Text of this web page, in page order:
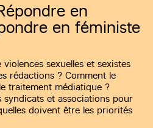
en
en féministe
sexuelles et sexistes
rédactions ? Comment le
traitement médiatique ?
syndicats et associations pour
doivent être les priorités